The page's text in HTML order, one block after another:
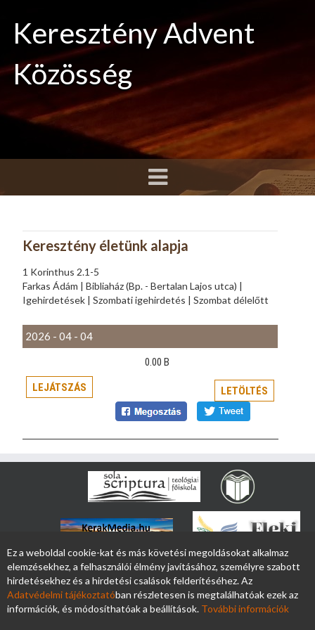
Keresztény Advent
Közösség
Keresztény életünk alapja
1 Korinthus 2.1-5
Farkas Ádám | Bibliaház (Bp. - Bertalan Lajos utca) |
Igehirdetések | Szombati igehirdetés | Szombat délelőtt
2026 - 04 - 04
0.00 B
LEJÁTSZÁS
LETÖLTÉS
Ez a weboldal cookie-kat és más követési megoldásokat alkalmaz
elemzésekhez, a felhasználói élmény javításához, személyre szabott
hirdetésekhez és a hirdetési csalások felderítéséhez. Az
Adatvédelmi tájékoztatóban részletesen is megtalálhatóak ezek az
információk, és módosíthatóak a beállítások. További információk